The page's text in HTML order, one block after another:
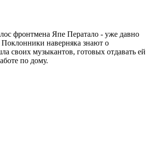
фронтмена Япе Ператало - уже давно
Поклонники наверняка знают о
своих музыкантов, готовых отдавать ей
по дому.